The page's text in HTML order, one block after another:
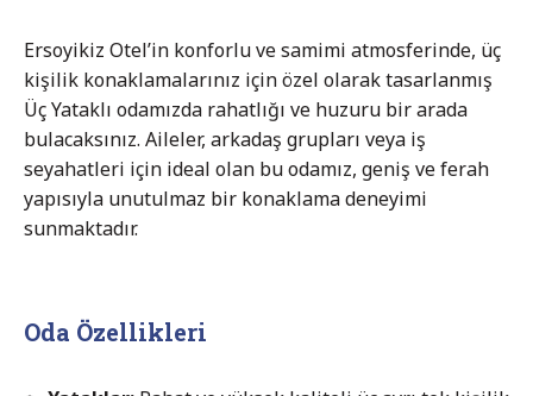
Ersoyikiz Otel’in konforlu ve samimi atmosferinde, üç
kişilik konaklamalarınız için özel olarak tasarlanmış
Üç Yataklı odamızda rahatlığı ve huzuru bir arada
bulacaksınız. Aileler, arkadaş grupları veya iş
seyahatleri için ideal olan bu odamız, geniş ve ferah
yapısıyla unutulmaz bir konaklama deneyimi
sunmaktadır.
Oda Özellikleri